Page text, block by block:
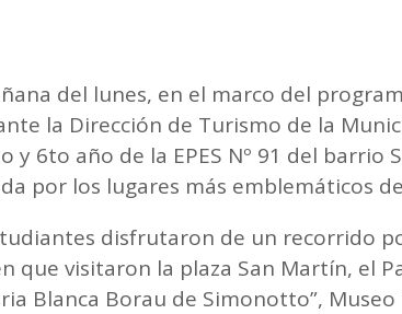
del lunes, en el marco del
la Dirección de Turismo de la
y 6to año de la EPES Nº 91 del barrio
por los lugares más emblemáticos
disfrutaron de un recorrido
que visitaron la plaza San Martín, el
Blanca Borau de Simonotto”,